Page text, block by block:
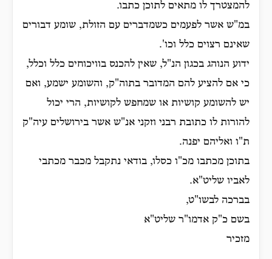
להמצטרך לו מתאים לתוכן כתבו.
במ"ש אשר לפעמים כשמדברים עם הזולת, שומע דבורים
שאינם רצוים כלל וכו'.
ידוע הנוהג בכגון הנ"ל, שאין להכנס בוויכוחים כלל וכלל,
כי אם להציע להם המדובר בתוה"ק, והשומע ישמע, ואם
יש להשומע קושיות או שמחפש לקושיות, הרי יכול
להורות לו כתובת רבני וזקני אנ"ש אשר בירושלים עיה"ק
ת"ו ואליהם יפנה.
בתוכן מכתבו מכ"ו כסלו, בודאי נתקבל מכבר מכתבי
לאביו שליט"א.
בברכה לבשו"ט,
בשם כ"ק אדמו"ר שליט"א
מזכיר